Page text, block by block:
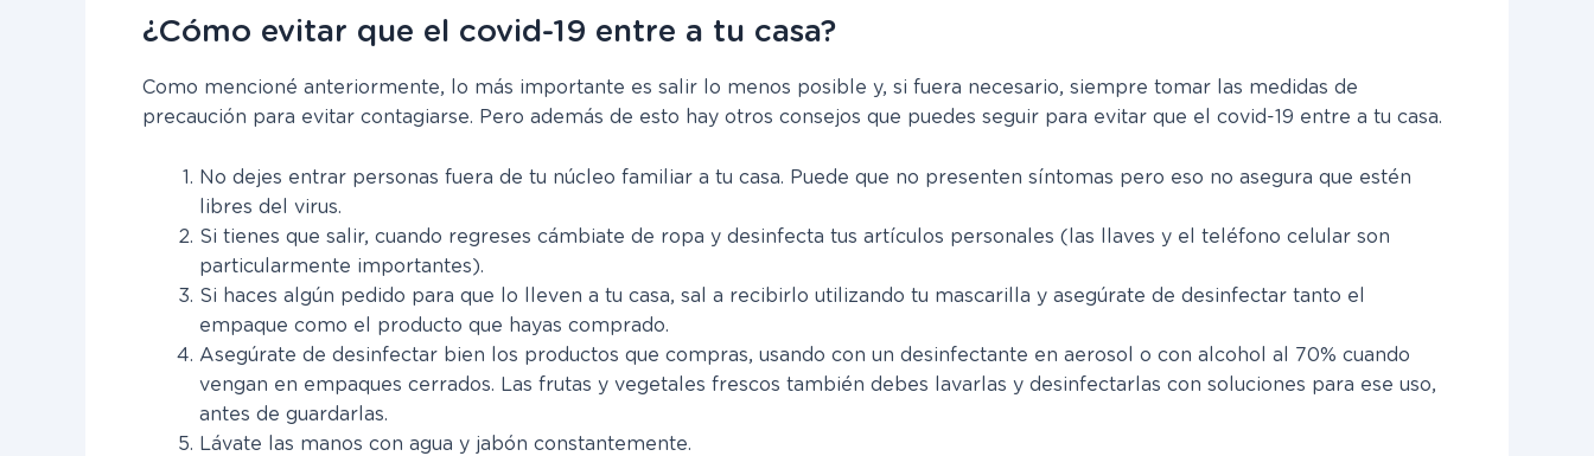
¿Cómo evitar que el covid-19 entre a tu casa?
Como mencioné anteriormente, lo más importante es salir lo menos posible y, si fuera necesario, siempre tomar las medidas de
precaución para evitar contagiarse. Pero además de esto hay otros consejos que puedes seguir para evitar que el covid-19 entre a tu casa.
No dejes entrar personas fuera de tu núcleo familiar a tu casa. Puede que no presenten síntomas pero eso no asegura que estén
libres del virus.
Si tienes que salir, cuando regreses cámbiate de ropa y desinfecta tus artículos personales (las llaves y el teléfono celular son
particularmente importantes).
Si haces algún pedido para que lo lleven a tu casa, sal a recibirlo utilizando tu mascarilla y asegúrate de desinfectar tanto el
empaque como el producto que hayas comprado.
Asegúrate de desinfectar bien los productos que compras, usando con un desinfectante en aerosol o con alcohol al 70% cuando
vengan en empaques cerrados. Las frutas y vegetales frescos también debes lavarlas y desinfectarlas con soluciones para ese uso,
antes de guardarlas.
Lávate las manos con agua y jabón constantemente.